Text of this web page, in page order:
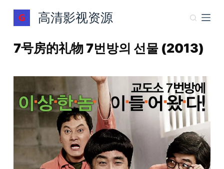
跳
过
容
高清影视资源
7号房的礼物 7번방의 선물 (2013)